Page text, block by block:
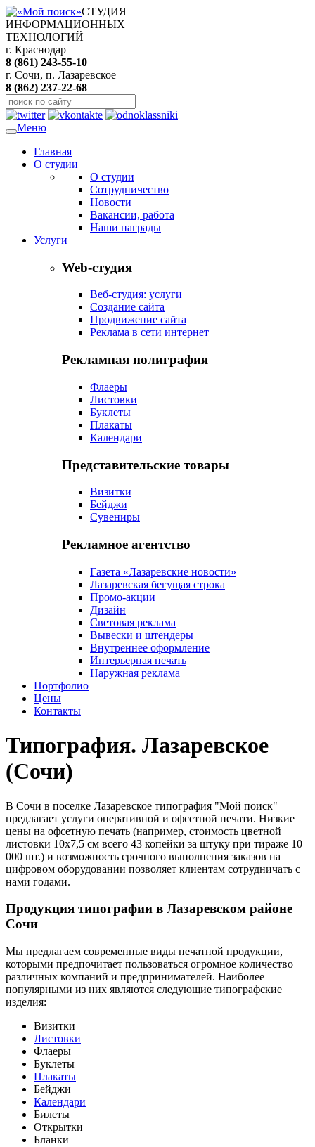
СТУДИЯ
ИНФОРМАЦИОННЫХ
ТЕХНОЛОГИЙ
г. Краснодар
8 (861) 243-55-10
г. Сочи, п. Лазаревское
8 (862) 237-22-68
Меню
Главная
О студии
О студии
Сотрудничество
Новости
Вакансии, работа
Наши награды
Услуги
Web-студия
Веб-студия: услуги
Создание сайта
Продвижение сайта
Реклама в сети интернет
Рекламная полиграфия
Флаеры
Листовки
Буклеты
Плакаты
Календари
Представительские товары
Визитки
Бейджи
Сувениры
Рекламное агентство
Газета «Лазаревские новости»
Лазаревская бегущая строка
Промо-акции
Дизайн
Световая реклама
Вывески и штендеры
Внутреннее оформление
Интерьерная печать
Наружная реклама
Портфолио
Цены
Контакты
Типография. Лазаревское
(Сочи)
В Сочи в поселке Лазаревское типография "Мой поиск"
предлагает услуги оперативной и офсетной печати. Низкие
цены на офсетную печать (например, стоимость цветной
листовки 10х7,5 см всего 43 копейки за штуку при тираже 10
000 шт.) и возможность срочного выполнения заказов на
цифровом оборудовании позволяет клиентам сотрудничать с
нами годами.
Продукция типографии в Лазаревском районе
Сочи
Мы предлагаем современные виды печатной продукции,
которыми предпочитает пользоваться огромное количество
различных компаний и предпринимателей. Наиболее
популярными из них являются следующие типографские
изделия:
Визитки
Листовки
Флаеры
Буклеты
Плакаты
Бейджи
Календари
Билеты
Открытки
Бланки